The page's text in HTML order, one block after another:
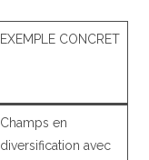
EXEMPLE CONCRET
Champs en
diversification avec